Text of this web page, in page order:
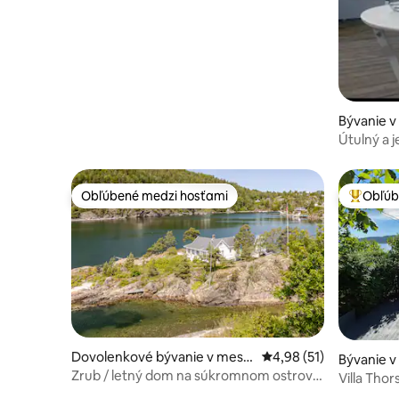
Bývanie
Útulný a
Obľúbené medzi hosťami
Obľúbené medzi hosťami
Dovolenkové bývanie v mest
e Frogn
Priemerné
4,98 (51)
Zrub / letný dom na súkromnom ostrove.
Bývanie
Villa